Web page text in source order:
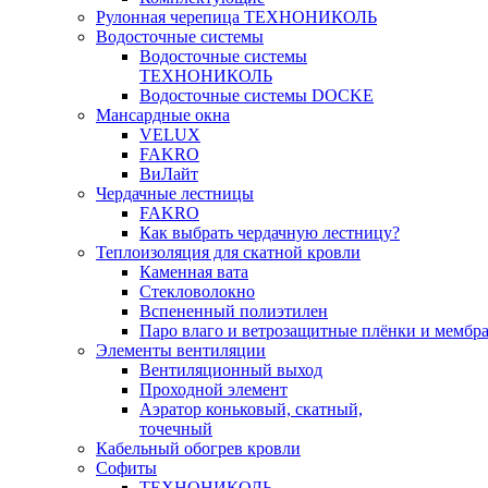
Рулонная черепица ТЕХНОНИКОЛЬ
Водосточные системы
Водосточные системы
ТЕХНОНИКОЛЬ
Водосточные системы DOCKE
Мансардные окна
VELUX
FAKRO
ВиЛайт
Чердачные лестницы
FAKRO
Как выбрать чердачную лестницу?
Теплоизоляция для скатной кровли
Каменная вата
Стекловолокно
Вспененный полиэтилен
Паро влаго и ветрозащитные плёнки и
Элементы вентиляции
Вентиляционный выход
Проходной элемент
Аэратор коньковый, скатный,
точечный
Кабельный обогрев кровли
Софиты